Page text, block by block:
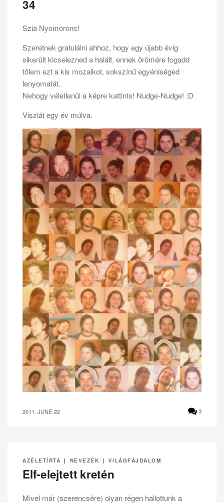
34
Szia Nyomoronc!
Szeretnek gratulálni ahhoz, hogy egy újabb évig
sikerült kicselezned a halált, ennek örömére fogadd
tőlem ezt a kis mozaikot, sokszínű egyéniséged
lenyomatát.
Nehogy véletlenül a képre kattints! Nudge-Nudge! :D
Viszlát egy év múlva.
2011. JUNE 22 3
AZÉLETÍRTA | NEVEZÉK | VILÁGFÁJDALOM
Elf-elejtett kretén
Mivel már (szerencsére) olyan régen hallottunk a